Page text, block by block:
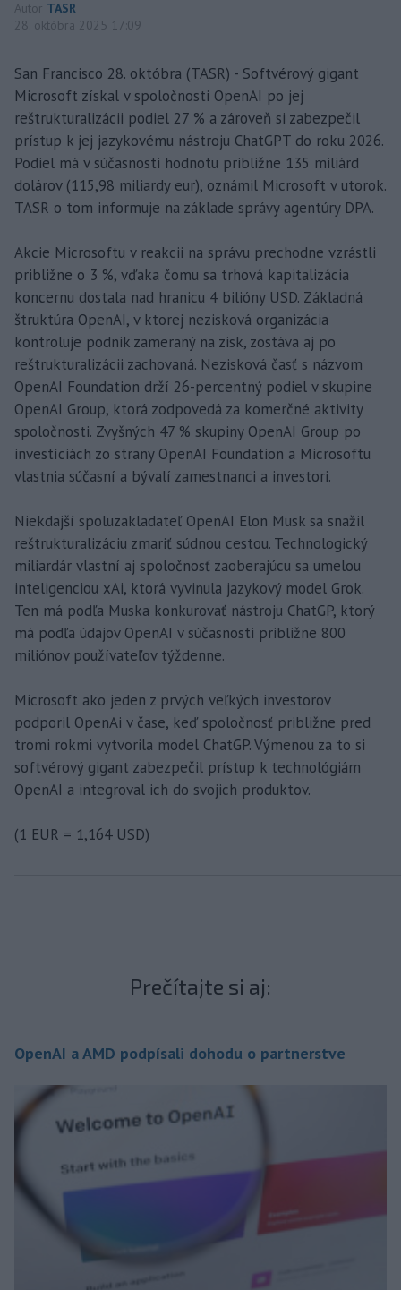
Autor TASR
28. októbra 2025 17:09
San Francisco 28. októbra (TASR) - Softvérový gigant
Microsoft získal v spoločnosti OpenAI po jej
reštrukturalizácii podiel 27 % a zároveň si zabezpečil
prístup k jej jazykovému nástroju ChatGPT do roku 2026.
Podiel má v súčasnosti hodnotu približne 135 miliárd
dolárov (115,98 miliardy eur), oznámil Microsoft v utorok.
TASR o tom informuje na základe správy agentúry DPA.
Akcie Microsoftu v reakcii na správu prechodne vzrástli
približne o 3 %, vďaka čomu sa trhová kapitalizácia
koncernu dostala nad hranicu 4 bilióny USD. Základná
štruktúra OpenAI, v ktorej nezisková organizácia
kontroluje podnik zameraný na zisk, zostáva aj po
reštrukturalizácii zachovaná. Nezisková časť s názvom
OpenAI Foundation drží 26-percentný podiel v skupine
OpenAI Group, ktorá zodpovedá za komerčné aktivity
spoločnosti. Zvyšných 47 % skupiny OpenAI Group po
investíciách zo strany OpenAI Foundation a Microsoftu
vlastnia súčasní a bývalí zamestnanci a investori.
Niekdajší spoluzakladateľ OpenAI Elon Musk sa snažil
reštrukturalizáciu zmariť súdnou cestou. Technologický
miliardár vlastní aj spoločnosť zaoberajúcu sa umelou
inteligenciou xAi, ktorá vyvinula jazykový model Grok.
Ten má podľa Muska konkurovať nástroju ChatGP, ktorý
má podľa údajov OpenAI v súčasnosti približne 800
miliónov používateľov týždenne.
Microsoft ako jeden z prvých veľkých investorov
podporil OpenAi v čase, keď spoločnosť približne pred
tromi rokmi vytvorila model ChatGP. Výmenou za to si
softvérový gigant zabezpečil prístup k technológiám
OpenAI a integroval ich do svojich produktov.
(1 EUR = 1,164 USD)
Prečítajte si aj:
OpenAI a AMD podpísali dohodu o partnerstve